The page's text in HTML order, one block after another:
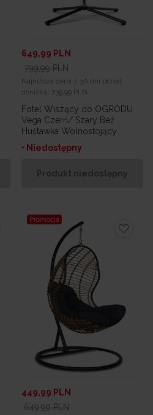
649,99 PLN
799,99 PLN
Najniższa cena z 30 dni przed
obniżką: 739,99 PLN
Fotel Wiszący do OGRODU
Vega Czerń/ Szary Beż
Huśtawka Wolnostojący
• Niedostępny
Produkt niedostępny
Promocja
449,99 PLN
649,99 PLN